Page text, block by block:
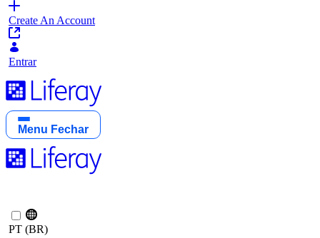
Create An Account
Entrar
Menu Fechar
PT (BR)